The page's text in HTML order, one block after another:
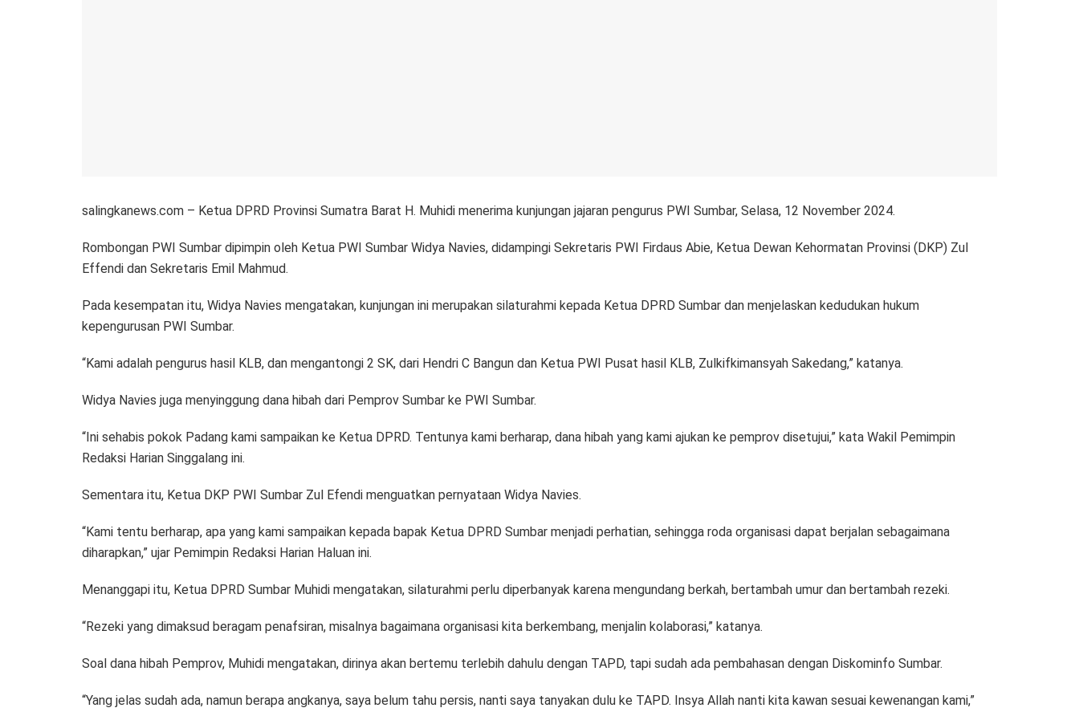
salingkanews.com – Ketua DPRD Provinsi Sumatra Barat H. Muhidi menerima kunjungan jajaran pengurus PWI Sumbar, Selasa, 12 November 2024.
Rombongan PWI Sumbar dipimpin oleh Ketua PWI Sumbar Widya Navies, didampingi Sekretaris PWI Firdaus Abie, Ketua Dewan Kehormatan Provinsi (DKP) Zul
Effendi dan Sekretaris Emil Mahmud.
Pada kesempatan itu, Widya Navies mengatakan, kunjungan ini merupakan silaturahmi kepada Ketua DPRD Sumbar dan menjelaskan kedudukan hukum
kepengurusan PWI Sumbar.
“Kami adalah pengurus hasil KLB, dan mengantongi 2 SK, dari Hendri C Bangun dan Ketua PWI Pusat hasil KLB, Zulkifkimansyah Sakedang,” katanya.
Widya Navies juga menyinggung dana hibah dari Pemprov Sumbar ke PWI Sumbar.
“Ini sehabis pokok Padang kami sampaikan ke Ketua DPRD. Tentunya kami berharap, dana hibah yang kami ajukan ke pemprov disetujui,” kata Wakil Pemimpin
Redaksi Harian Singgalang ini.
Sementara itu, Ketua DKP PWI Sumbar Zul Efendi menguatkan pernyataan Widya Navies.
“Kami tentu berharap, apa yang kami sampaikan kepada bapak Ketua DPRD Sumbar menjadi perhatian, sehingga roda organisasi dapat berjalan sebagaimana
diharapkan,” ujar Pemimpin Redaksi Harian Haluan ini.
Menanggapi itu, Ketua DPRD Sumbar Muhidi mengatakan, silaturahmi perlu diperbanyak karena mengundang berkah, bertambah umur dan bertambah rezeki.
“Rezeki yang dimaksud beragam penafsiran, misalnya bagaimana organisasi kita berkembang, menjalin kolaborasi,” katanya.
Soal dana hibah Pemprov, Muhidi mengatakan, dirinya akan bertemu terlebih dahulu dengan TAPD, tapi sudah ada pembahasan dengan Diskominfo Sumbar.
“Yang jelas sudah ada, namun berapa angkanya, saya belum tahu persis, nanti saya tanyakan dulu ke TAPD. Insya Allah nanti kita kawan sesuai kewenangan kami,”